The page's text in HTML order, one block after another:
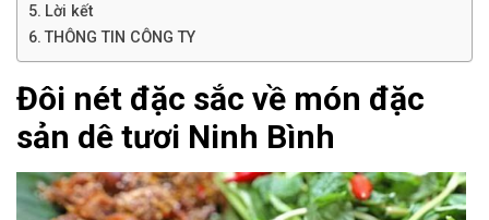
Lời kết
THÔNG TIN CÔNG TY
Đôi nét đặc sắc về món đặc
sản dê tươi Ninh Bình